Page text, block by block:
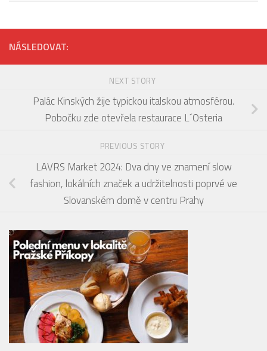
NÁSLEDOVAT:
NEXT STORY
Palác Kinských žije typickou italskou atmosférou.
Pobočku zde otevřela restaurace L´Osteria
PREVIOUS STORY
LAVRS Market 2024: Dva dny ve znamení slow
fashion, lokálních značek a udržitelnosti poprvé ve
Slovanském domě v centru Prahy